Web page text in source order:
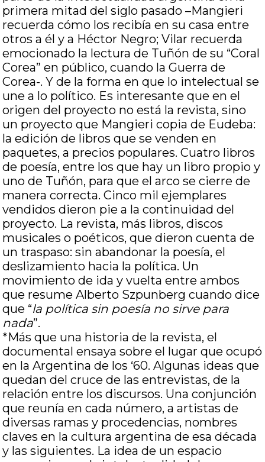
primera mitad del siglo pasado –Mangieri
recuerda cómo los recibía en su casa entre
otros a él y a Héctor Negro; Vilar recuerda
emocionado la lectura de Tuñón de su “Coral
Corea” en público, cuando la Guerra de
Corea-. Y de la forma en que lo intelectual se
une a lo político. Es interesante que en el
origen del proyecto no está la revista, sino
un proyecto que Mangieri copia de Eudeba:
la edición de libros que se venden en
paquetes, a precios populares. Cuatro libros
de poesía, entre los que hay un libro propio y
uno de Tuñón, para que el arco se cierre de
manera correcta. Cinco mil ejemplares
vendidos dieron pie a la continuidad del
proyecto. La revista, más libros, discos
musicales o poéticos, que dieron cuenta de
un traspaso: sin abandonar la poesía, el
deslizamiento hacia la política. Un
movimiento de ida y vuelta entre ambos
que resume Alberto Szpunberg cuando dice
que “la política sin poesía no sirve para
nada”.
*Más que una historia de la revista, el
documental ensaya sobre el lugar que ocupó
en la Argentina de los ‘60. Algunas ideas que
quedan del cruce de las entrevistas, de la
relación entre los discursos. Una conjunción
que reunía en cada número, a artistas de
diversas ramas y procedencias, nombres
claves en la cultura argentina de esa década
y las siguientes. La idea de un espacio